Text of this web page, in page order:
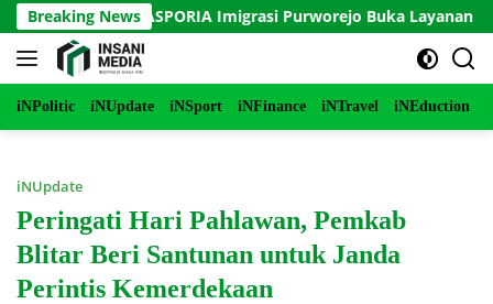
Langsung
ke
konten
Breaking News
ke-81, PASPORIA Imigrasi Purworejo Buka Layanan Paspor
iNPolitic iNUpdate iNSport iNFinance iNTravel iNEduction
iNUpdate
Peringati Hari Pahlawan, Pemkab
Blitar Beri Santunan untuk Janda
Perintis Kemerdekaan